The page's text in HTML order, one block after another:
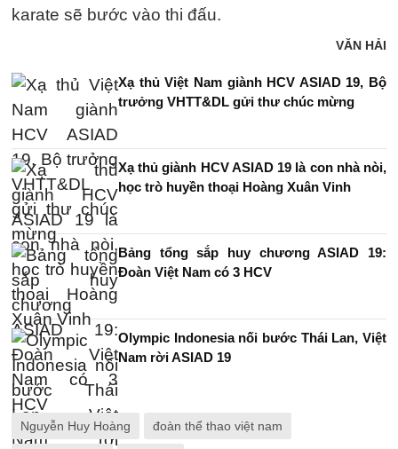
karate sẽ bước vào thi đấu.
VĂN HẢI
Xạ thủ Việt Nam giành HCV ASIAD 19, Bộ
trưởng VHTT&DL gửi thư chúc mừng
Xạ thủ giành HCV ASIAD 19 là con nhà nòi,
học trò huyền thoại Hoàng Xuân Vinh
Bảng tổng sắp huy chương ASIAD 19:
Đoàn Việt Nam có 3 HCV
Olympic Indonesia nối bước Thái Lan, Việt
Nam rời ASIAD 19
Nguyễn Huy Hoàng đoàn thể thao việt nam